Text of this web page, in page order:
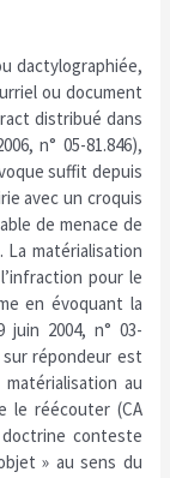
dactylographiée,
ou document
distribué dans
n° 05-81.846),
suffit depuis
avec un croquis
de menace de
La matérialisation
pour le
en évoquant la
2004, n° 03-
sur répondeur est
matérialisation au
le réécouter (CA
doctrine conteste
» au sens du